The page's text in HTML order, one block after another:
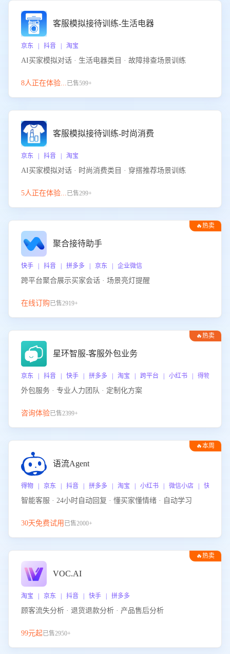
客服模拟接待训练-生活电器
京东 | 抖音 | 淘宝
AI买家模拟对话 · 生活电器类目 · 故障排查场景训练
8人正在体验...已售599+
客服模拟接待训练-时尚消费
京东 | 抖音 | 淘宝
AI买家模拟对话 · 时尚消费类目 · 穿搭推荐场景训练
5人正在体验...已售299+
🔥热卖
聚合接待助手
快手 | 抖音 | 拼多多 | 京东 | 企业微信
跨平台聚合展示买家会话 · 场景亮灯提醒
在线订购已售2919+
🔥热卖
星环智服-客服外包业务
京东 | 抖音 | 快手 | 拼多多 | 淘宝 | 跨平台 | 小红书 | 得物 | 企
外包服务 · 专业人力团队 · 定制化方案
咨询体验已售2399+
🔥本周
语流Agent
得物 | 京东 | 抖音 | 拼多多 | 淘宝 | 小红书 | 微信小店 | 快手 |
智能客服 · 24小时自动回复 · 懂买家懂情绪 · 自动学习
30天免费试用 已售2000+
🔥热卖
VOC.AI
淘宝 | 京东 | 抖音 | 快手 | 拼多多
顾客流失分析 · 退货退款分析 · 产品售后分析
99元起已售2950+